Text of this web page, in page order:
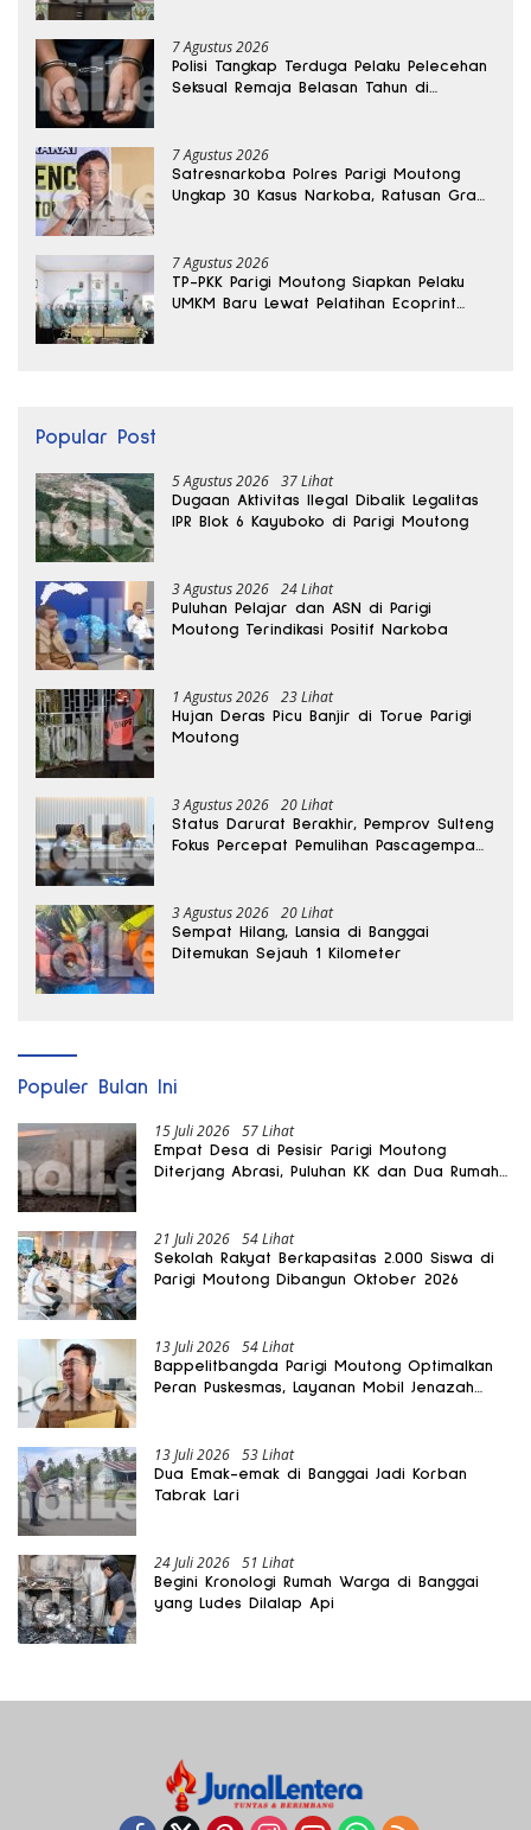
7 Agustus 2026
Polisi Tangkap Terduga Pelaku Pelecehan
Seksual Remaja Belasan Tahun di
7 Agustus 2026
Satresnarkoba Polres Parigi Moutong
Ungkap 30 Kasus Narkoba, Ratusan Gram
7 Agustus 2026
TP-PKK Parigi Moutong Siapkan Pelaku
UMKM Baru Lewat Pelatihan Ecoprint
Popular Post
5 Agustus 2026 37 Lihat
Dugaan Aktivitas Ilegal Dibalik Legalitas
IPR Blok 6 Kayuboko di Parigi Moutong
3 Agustus 2026 24 Lihat
Puluhan Pelajar dan ASN di Parigi
Moutong Terindikasi Positif Narkoba
1 Agustus 2026 23 Lihat
Hujan Deras Picu Banjir di Torue Parigi
Moutong
3 Agustus 2026 20 Lihat
Status Darurat Berakhir, Pemprov Sulteng
Fokus Percepat Pemulihan Pascagempa
3 Agustus 2026 20 Lihat
Sempat Hilang, Lansia di Banggai
Ditemukan Sejauh 1 Kilometer
Populer Bulan Ini
15 Juli 2026 57 Lihat
Empat Desa di Pesisir Parigi Moutong
Diterjang Abrasi, Puluhan KK dan Dua Rumah
21 Juli 2026 54 Lihat
Sekolah Rakyat Berkapasitas 2.000 Siswa di
Parigi Moutong Dibangun Oktober 2026
13 Juli 2026 54 Lihat
Bappelitbangda Parigi Moutong Optimalkan
Peran Puskesmas, Layanan Mobil Jenazah
13 Juli 2026 53 Lihat
Dua Emak-emak di Banggai Jadi Korban
Tabrak Lari
24 Juli 2026 51 Lihat
Begini Kronologi Rumah Warga di Banggai
yang Ludes Dilalap Api